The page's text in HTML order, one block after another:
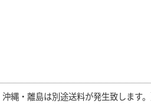
縄・離島は別途送料が発生致します。